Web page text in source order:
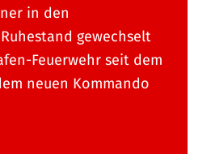
in den
gewechselt
Feuerwehr seit dem
neuen Kommando